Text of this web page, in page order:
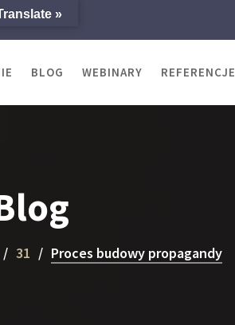
BLOG WEBINARY REFERENCJE
31 Proces budowy propagandy
»